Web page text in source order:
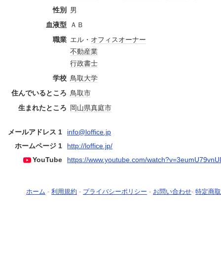
性別
男
血液型
ＡＢ
職業 エル・ オフィスオーナー
不動産業
行政書士
学校 鳥取大学
住んでいるところ 鳥取市
生まれたところ
岡山県真庭市
メールアドレス 1
info@loffice.jp
ホームページ 1
http://loffice.jp/
YouTube
https://www.youtube.com/watch?v=3eumU79vnUI
ホーム - 利用規約 - プライバシーポリシー - お問い合わせ- 特定商